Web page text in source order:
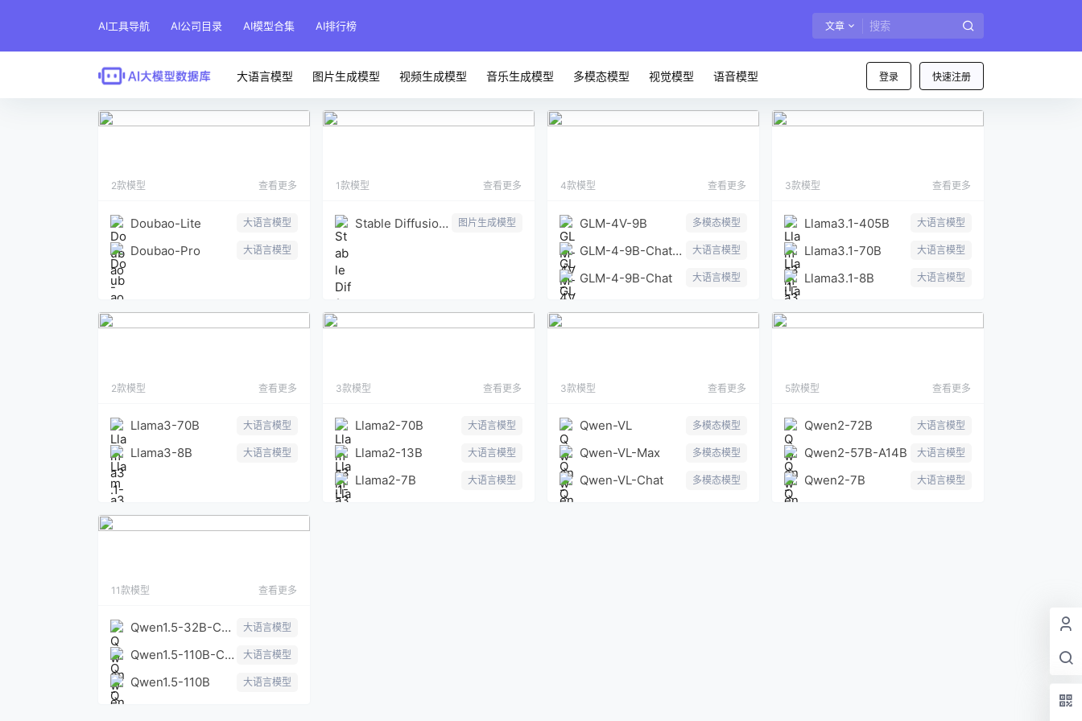
AI工具导航 AI公司目录 AI模型合集 AI排行榜 文章
登录 快速注册
大语言模型 图片生成模型 视频生成模型 音乐生成模型 多模态模型 视觉模型 语音模型
2款模型 查看更多
Doubao-Lite 大语言模型
Doubao-Pro 大语言模型
1款模型 查看更多
Stable Diffusion 3 Medium 图片生成模型
4款模型 查看更多
GLM-4V-9B 多模态模型
GLM-4-9B-Chat-1M 大语言模型
GLM-4-9B-Chat 大语言模型
3款模型 查看更多
Llama3.1-405B 大语言模型
Llama3.1-70B 大语言模型
Llama3.1-8B 大语言模型
2款模型 查看更多
Llama3-70B 大语言模型
Llama3-8B 大语言模型
3款模型 查看更多
Llama2-70B 大语言模型
Llama2-13B 大语言模型
Llama2-7B 大语言模型
3款模型 查看更多
Qwen-VL 多模态模型
Qwen-VL-Max 多模态模型
Qwen-VL-Chat 多模态模型
5款模型 查看更多
Qwen2-72B 大语言模型
Qwen2-57B-A14B 大语言模型
Qwen2-7B 大语言模型
11款模型 查看更多
Qwen1.5-32B-Chat 大语言模型
Qwen1.5-110B-Chat 大语言模型
Qwen1.5-110B 大语言模型